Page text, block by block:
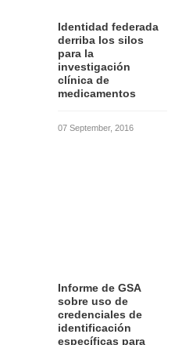
Identidad federada
derriba los silos
para la
investigación
clínica de
medicamentos
07 September, 2016
Informe de GSA
sobre uso de
credenciales de
identificación
específicas para